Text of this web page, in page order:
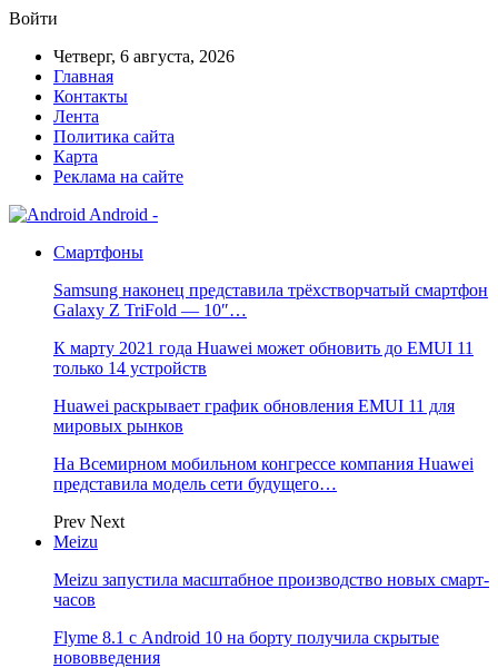
Войти
Четверг, 6 августа, 2026
Главная
Контакты
Лента
Политика сайта
Карта
Реклама на сайте
Android -
Смартфоны
Samsung наконец представила трёхстворчатый смартфон
Galaxy Z TriFold — 10″…
К марту 2021 года Huawei может обновить до EMUI 11
только 14 устройств
Huawei раскрывает график обновления EMUI 11 для
мировых рынков
На Всемирном мобильном конгрессе компания Huawei
представила модель сети будущего…
Prev Next
Meizu
Meizu запустила масштабное производство новых смарт-
часов
Flyme 8.1 с Android 10 на борту получила скрытые
нововведения